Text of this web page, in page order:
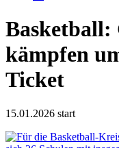
Basketball:
kämpfen
Ticket
15.01.2026 start